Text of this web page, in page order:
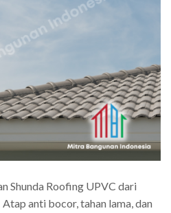
Shunda Roofing UPVC dari
anti bocor, tahan lama, dan